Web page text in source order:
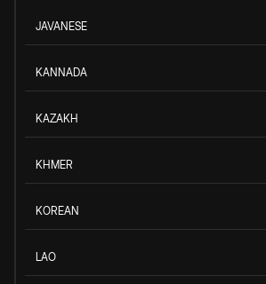
JAVANESE
KANNADA
KAZAKH
KHMER
KOREAN
LAO